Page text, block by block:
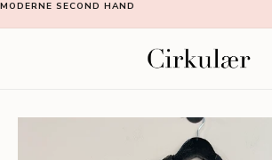
MODERNE SECOND HAND